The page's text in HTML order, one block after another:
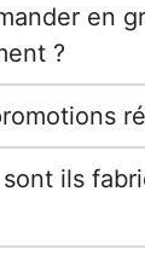
en
?
ils